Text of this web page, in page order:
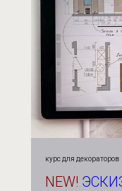
курс для декораторов
NEW!